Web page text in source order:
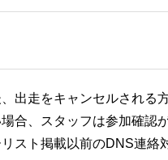
出走をキャンセルされる
合、スタッフは参加確認
スト掲載以前のDNS連絡